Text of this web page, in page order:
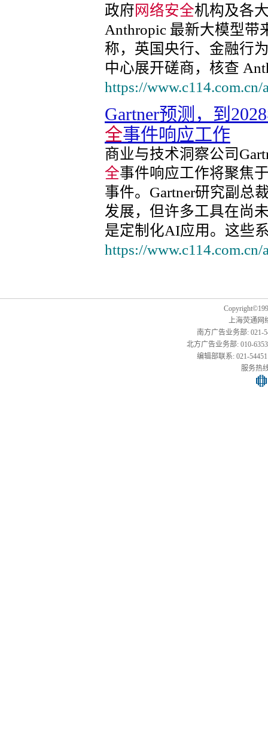
政府网络安全机构及各
Anthropic 最新大模型
称，英国央行、金融行
中心展开磋商，核查
https://
Gartner预测，到
全事件响应工作
商业与技术洞察公司
全事件响应工作将聚焦
事件。Gartner研究副总
发展，但许多工具在尚
是定制化AI应用。这些
https://
上海荧通网
南方广告业务部: 021-
北方广告业务部: 010-
编辑部联系: 021-
服务热